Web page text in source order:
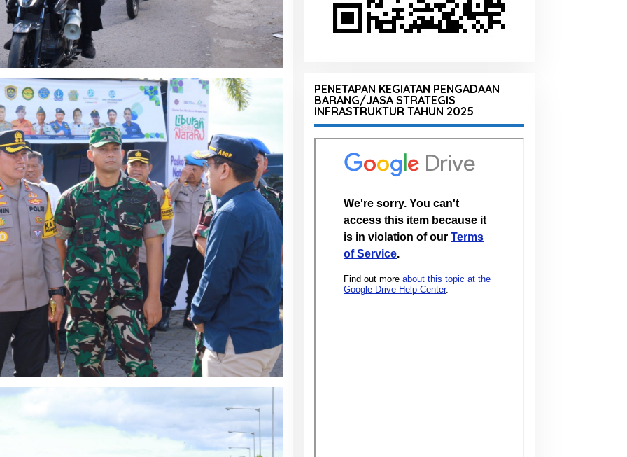
PENETAPAN KEGIATAN PENGADAAN
BARANG/JASA STRATEGIS
INFRASTRUKTUR TAHUN 2025